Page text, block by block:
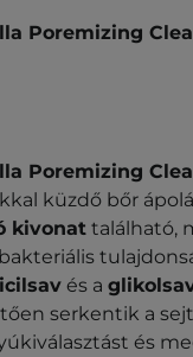
Poremizing
Poremizing
küzdő bőr
kivonat található,
és a
serkentik a
és